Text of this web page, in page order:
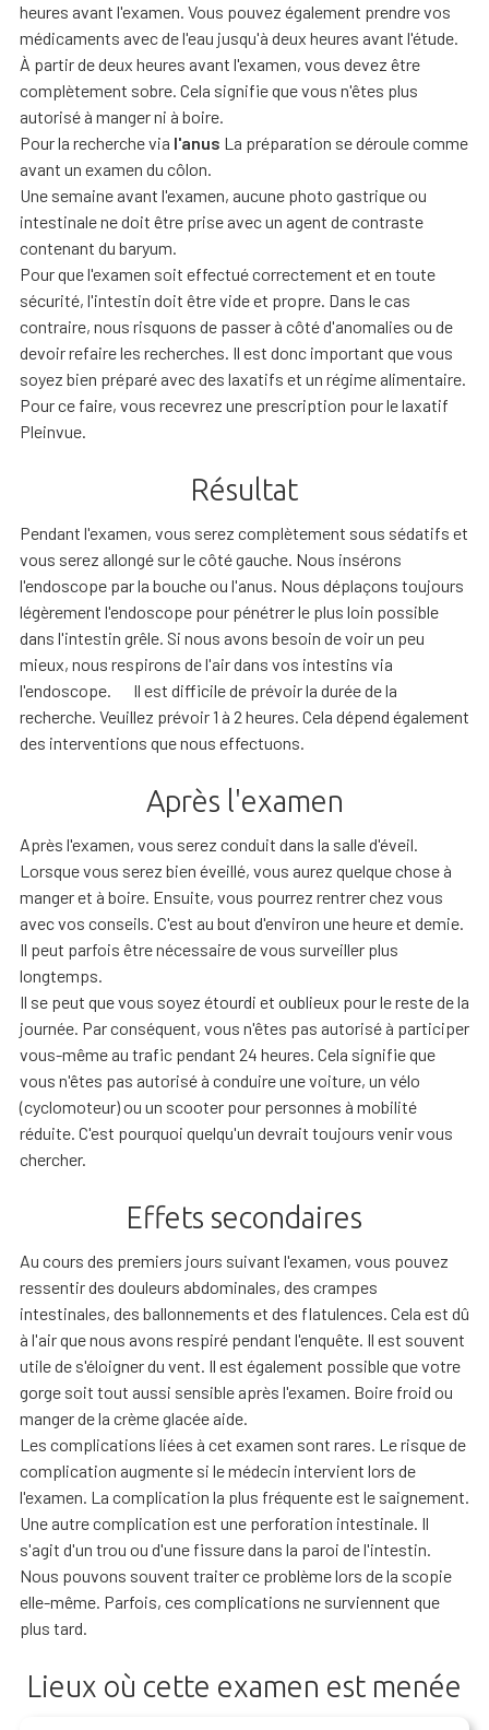
heures avant l'examen. Vous pouvez également prendre vos
médicaments avec de l'eau jusqu'à deux heures avant l'étude.
À partir de deux heures avant l'examen, vous devez être
complètement sobre. Cela signifie que vous n'êtes plus
autorisé à manger ni à boire.
Pour la recherche via l'anus La préparation se déroule comme
avant un examen du côlon.
Une semaine avant l'examen, aucune photo gastrique ou
intestinale ne doit être prise avec un agent de contraste
contenant du baryum.
Pour que l'examen soit effectué correctement et en toute
sécurité, l'intestin doit être vide et propre. Dans le cas
contraire, nous risquons de passer à côté d'anomalies ou de
devoir refaire les recherches. Il est donc important que vous
soyez bien préparé avec des laxatifs et un régime alimentaire.
Pour ce faire, vous recevrez une prescription pour le laxatif
Pleinvue.
Résultat
Pendant l'examen, vous serez complètement sous sédatifs et
vous serez allongé sur le côté gauche. Nous insérons
l'endoscope par la bouche ou l'anus. Nous déplaçons toujours
légèrement l'endoscope pour pénétrer le plus loin possible
dans l'intestin grêle. Si nous avons besoin de voir un peu
mieux, nous respirons de l'air dans vos intestins via
l'endoscope. Il est difficile de prévoir la durée de la
recherche. Veuillez prévoir 1 à 2 heures. Cela dépend également
des interventions que nous effectuons.
Après l'examen
Après l'examen, vous serez conduit dans la salle d'éveil.
Lorsque vous serez bien éveillé, vous aurez quelque chose à
manger et à boire. Ensuite, vous pourrez rentrer chez vous
avec vos conseils. C'est au bout d'environ une heure et demie.
Il peut parfois être nécessaire de vous surveiller plus
longtemps.
Il se peut que vous soyez étourdi et oublieux pour le reste de la
journée. Par conséquent, vous n'êtes pas autorisé à participer
vous-même au trafic pendant 24 heures. Cela signifie que
vous n'êtes pas autorisé à conduire une voiture, un vélo
(cyclomoteur) ou un scooter pour personnes à mobilité
réduite. C'est pourquoi quelqu'un devrait toujours venir vous
chercher.
Effets secondaires
Au cours des premiers jours suivant l'examen, vous pouvez
ressentir des douleurs abdominales, des crampes
intestinales, des ballonnements et des flatulences. Cela est dû
à l'air que nous avons respiré pendant l'enquête. Il est souvent
utile de s'éloigner du vent. Il est également possible que votre
gorge soit tout aussi sensible après l'examen. Boire froid ou
manger de la crème glacée aide.
Les complications liées à cet examen sont rares. Le risque de
complication augmente si le médecin intervient lors de
l'examen. La complication la plus fréquente est le saignement.
Une autre complication est une perforation intestinale. Il
s'agit d'un trou ou d'une fissure dans la paroi de l'intestin.
Nous pouvons souvent traiter ce problème lors de la scopie
elle-même. Parfois, ces complications ne surviennent que
plus tard.
Lieux où cette examen est menée